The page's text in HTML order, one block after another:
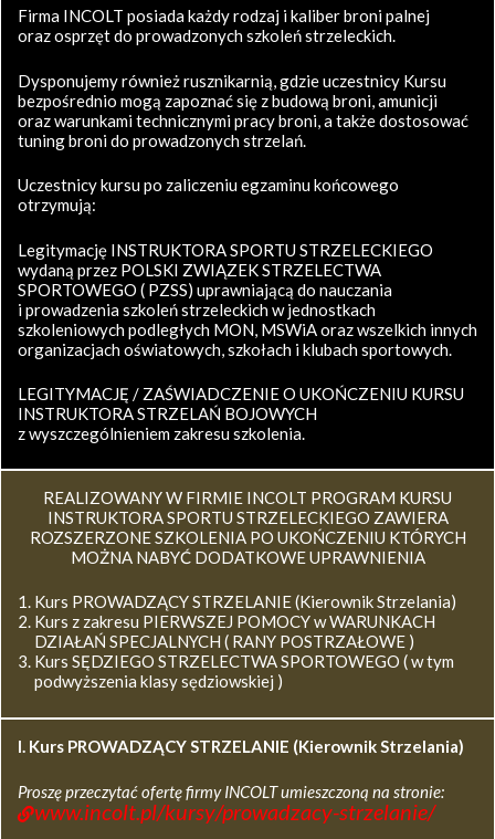
Firma INCOLT posiada każdy rodzaj i kaliber broni palnej
oraz osprzęt do prowadzonych szkoleń strzeleckich.
Dysponujemy również rusznikarnią, gdzie uczestnicy Kursu
bezpośrednio mogą zapoznać się z budową broni, amunicji
oraz warunkami technicznymi pracy broni, a także dostosować
tuning broni do prowadzonych strzelań.
Uczestnicy kursu po zaliczeniu egzaminu końcowego
otrzymują:
Legitymację INSTRUKTORA SPORTU STRZELECKIEGO
wydaną przez POLSKI ZWIĄZEK STRZELECTWA
SPORTOWEGO ( PZSS) uprawniającą do nauczania
i prowadzenia szkoleń strzeleckich w jednostkach
szkoleniowych podległych MON, MSWiA oraz wszelkich innych
organizacjach oświatowych, szkołach i klubach sportowych.
LEGITYMACJĘ / ZAŚWIADCZENIE O UKOŃCZENIU KURSU
INSTRUKTORA STRZELAŃ BOJOWYCH
z wyszczególnieniem zakresu szkolenia.
REALIZOWANY W FIRMIE INCOLT PROGRAM KURSU
INSTRUKTORA SPORTU STRZELECKIEGO ZAWIERA
ROZSZERZONE SZKOLENIA PO UKOŃCZENIU KTÓRYCH
MOŻNA NABYĆ DODATKOWE UPRAWNIENIA
Kurs PROWADZĄCY STRZELANIE (Kierownik Strzelania)
Kurs z zakresu PIERWSZEJ POMOCY w WARUNKACH
DZIAŁAŃ SPECJALNYCH ( RANY POSTRZAŁOWE )
Kurs SĘDZIEGO STRZELECTWA SPORTOWEGO ( w tym
podwyższenia klasy sędziowskiej )
I. Kurs PROWADZĄCY STRZELANIE (Kierownik Strzelania)
Proszę przeczytać ofertę firmy INCOLT umieszczoną na stronie:
www.incolt.pl/kursy/prowadzacy-strzelanie/